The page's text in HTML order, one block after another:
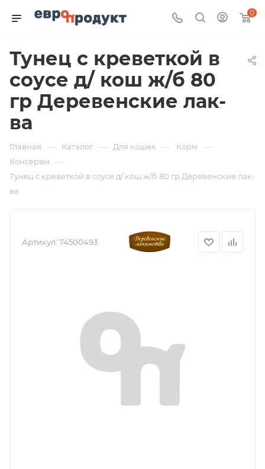
0
Тунец с креветкой в
соусе д/ кош ж/б 80
гр Деревенские лак-
ва
Главная — Каталог — Для кошек — Корм —
Консервы —
Тунец с креветкой в соусе д/ кош ж/б 80 гр Деревенские лак-
ва
Артикул: 74500493